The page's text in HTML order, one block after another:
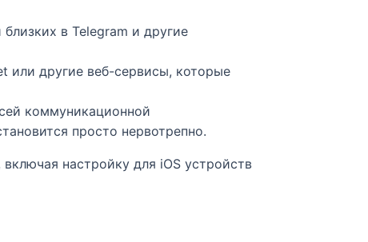
в Telegram и другие
или другие веб-сервисы, которые
коммуникационной
просто нервотрепно.​
настройку для iOS устройств